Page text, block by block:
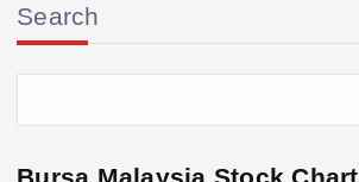
Search
Bursa Malaysia Stock Chart